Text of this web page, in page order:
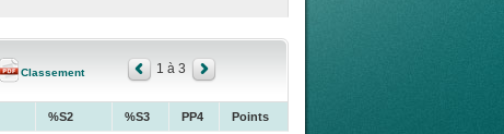
Classement 1 à 3
%S2 %S3 PP4 Points